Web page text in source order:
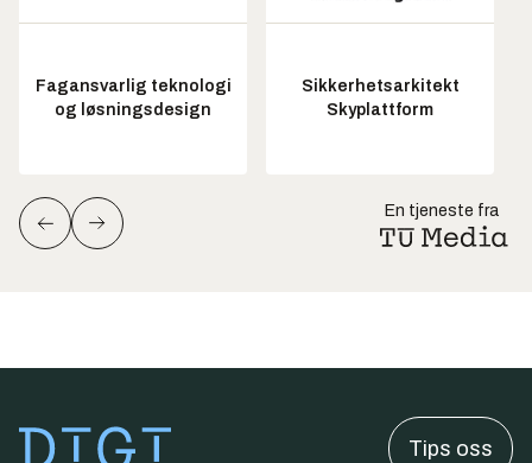
Fagansvarlig teknologi
og løsningsdesign
Sikkerhetsarkitekt
Skyplattform
En tjeneste fra
Tips oss